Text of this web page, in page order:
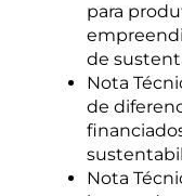
para
de
Nota
de
Nota